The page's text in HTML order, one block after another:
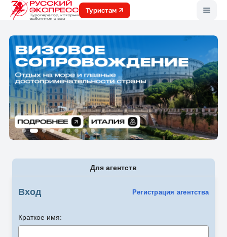
Туристам
Для агентств
Вход Регистрация агентства
Краткое имя: